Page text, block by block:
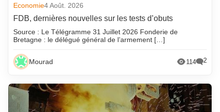
Economie4 Août. 2026
FDB, dernières nouvelles sur les tests d’obuts
Source : Le Télégramme 31 Juillet 2026 Fonderie de
Bretagne : le délégué général de l’armement […]
Mourad 114 2